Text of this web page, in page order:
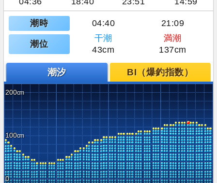
潮時 04:40 21:09
潮位
干潮
満潮
43cm
137cm
潮汐 BI（爆釣指数）
200
100
0